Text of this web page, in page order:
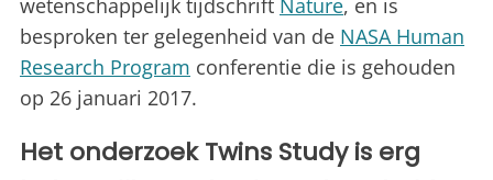
besproken ter gelegenheid van de NASA Human
Research Program conferentie die is gehouden
op 26 januari 2017.
Het onderzoek Twins Study is erg